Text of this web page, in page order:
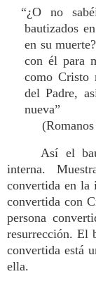
“¿O no
bautizados
en su
con él para
como Cristo
del Padre,
nueva”
(Romanos
Así el
interna.
convertida en la
convertida con
persona
resurrección. El
convertida está
ella.